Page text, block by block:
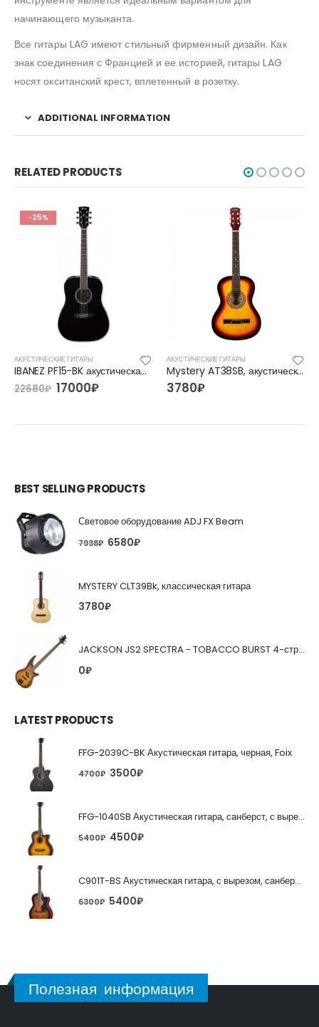
начинающего музыканта.
Все гитары LAG имеют стильный фирменный дизайн. Как
знак соединения с Францией и ее историей, гитары LAG
носят окситанский крест, вплетенный в розетку.
ADDITIONAL INFORMATION
RELATED PRODUCTS
-25%
АКУСТИЧЕСКИЕ ГИТАРЫ
IBANEZ PF15-BK акустическая гитара
22680₽ 17000₽
АКУСТИЧЕСКИЕ ГИТАРЫ
Mystery AT38SB, акустическая гитара
3780₽
BEST SELLING PRODUCTS
Световое оборудование ADJ FX Beam
7938₽ 6580₽
MYSTERY CLT39Bk, классическая гитара
3780₽
JACKSON JS2 SPECTRA - TOBACCO BURST 4-струнная бас-гитара
0₽
LATEST PRODUCTS
FFG-2039C-BK Акустическая гитара, черная, Foix
4700₽ 3500₽
FFG-1040SB Акустическая гитара, санберст, с вырезом, Foix
5400₽ 4500₽
C901T-BS Акустическая гитара, с вырезом, санберст, Caraya
6300₽ 5400₽
Полезная информация